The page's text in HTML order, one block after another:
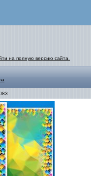
на полную версию сайта.